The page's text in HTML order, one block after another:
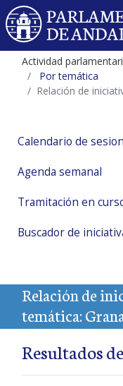
Actividad
Por temática
Relación de
Calendario de
Agenda semanal
Tramitación en
Buscador de
Relación de
temática:
Resultados